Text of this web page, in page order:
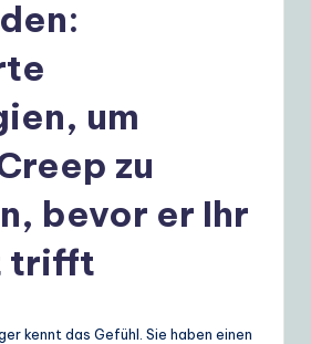
um
zu
bevor er Ihr
trifft
kennt das Gefühl. Sie haben einen